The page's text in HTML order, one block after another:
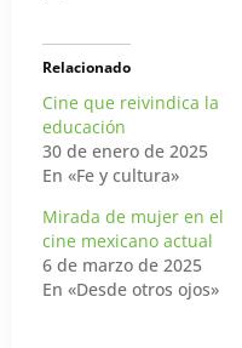
Relacionado
Cine que reivindica la
educación
30 de enero de 2025
En «Fe y cultura»
Mirada de mujer en el
cine mexicano actual
6 de marzo de 2025
En «Desde otros ojos»